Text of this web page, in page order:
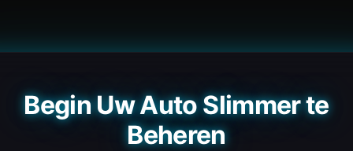
Begin Uw Auto Slimmer te
Beheren